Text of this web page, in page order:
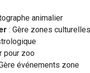
animalier
: Gère zones culturelles
pour zoo
événements zone